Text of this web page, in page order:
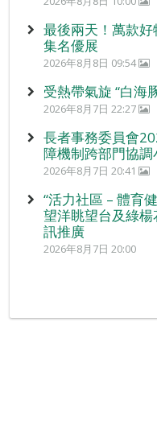
最後兩天！萬款
集名優展
2026年8月8日 09:54
受熱帶氣旋 “白
2026年8月7日 22:27
長者事務委員會
障機制跨部門協
2026年8月7日 20:41
“活力社區 – 體育
望洋眺望台及綠
訊推廣
2026年8月7日 20:00